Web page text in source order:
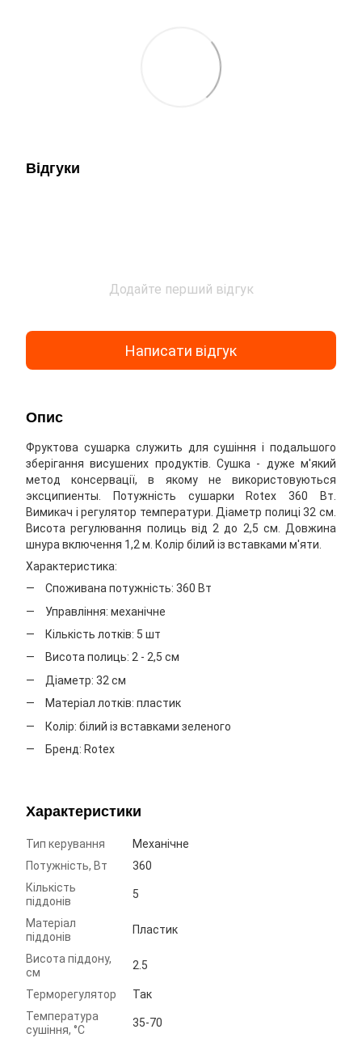
Відгуки
Додайте перший відгук
Написати відгук
Опис
Фруктова сушарка служить для сушіння і подальшого
зберігання висушених продуктів. Сушка - дуже м'який
метод консервації, в якому не використовуються
эксципиенты. Потужність сушарки Rotex 360 Вт.
Вимикач і регулятор температури. Діаметр полиці 32 см.
Висота регулювання полиць від 2 до 2,5 см. Довжина
шнура включення 1,2 м. Колір білий із вставками м'яти.
Характеристика:
Споживана потужність: 360 Вт
Управління: механічне
Кількість лотків: 5 шт
Висота полиць: 2 - 2,5 см
Діаметр: 32 см
Матеріал лотків: пластик
Колір: білий із вставками зеленого
Бренд: Rotex
Характеристики
Тип керування
Механічне
Потужність, Вт
360
Кількість
піддонів
5
Матеріал
піддонів
Пластик
Висота піддону,
см
2.5
Терморегулятор
Так
Температура
сушіння, °C
35-70